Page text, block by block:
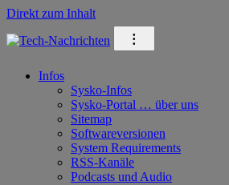
Direkt zum Inhalt
⁝
Infos
Sysko-Infos
Sysko-Portal … über uns
Sitemap
Softwareversionen
System Requirements
RSS-Kanäle
Podcasts und Audio